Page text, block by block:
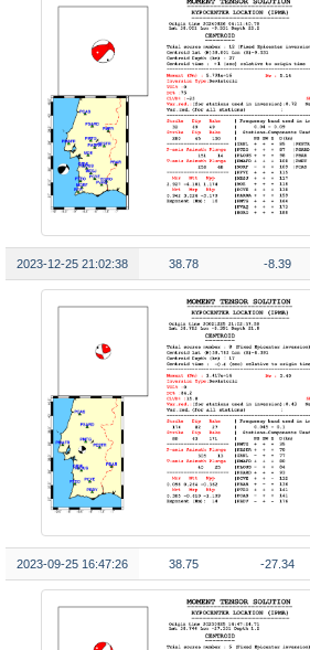
2023-12-25 21:02:38 38.78 -8.39
2023-09-25 16:47:26 38.75 -27.34